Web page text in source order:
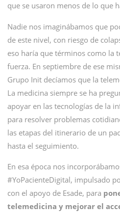
que se usaron menos de lo que
Nadie nos imaginábamos que
de este nivel, con riesgo de
eso haría que términos como la
fuerza. En septiembre de ese
Grupo Init decíamos que la
La medicina siempre se ha
apoyar en las tecnologías de la
para resolver problemas
las etapas del itinerario de un
hasta el seguimiento.
En esa época nos
#YoPacienteDigital, impulsado
con el apoyo de Esade, para
telemedicina y mejorar el